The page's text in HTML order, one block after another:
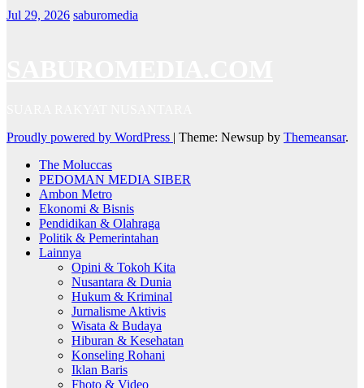
Jul 29, 2026 saburomedia
Proudly powered by WordPress | Theme: Newsup by Themeansar.
The Moluccas
PEDOMAN MEDIA SIBER
Ambon Metro
Ekonomi & Bisnis
Pendidikan & Olahraga
Politik & Pemerintahan
Lainnya
Opini & Tokoh Kita
Nusantara & Dunia
Hukum & Kriminal
Jurnalisme Aktivis
Wisata & Budaya
Hiburan & Kesehatan
Konseling Rohani
Iklan Baris
Fhoto & Video